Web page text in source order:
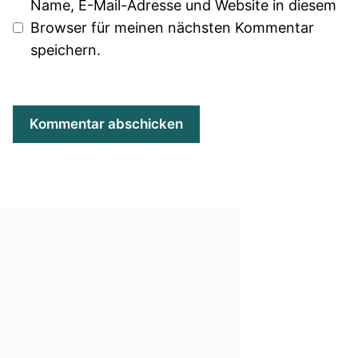
Name, E-Mail-Adresse und Website in diesem
Browser für meinen nächsten Kommentar
speichern.